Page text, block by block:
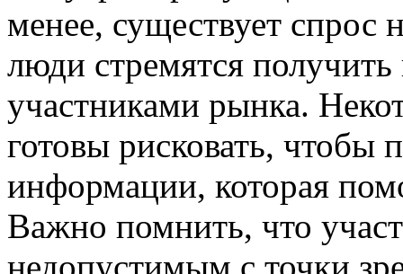
менее, существует спрос
люди стремятся
участниками рынка.
готовы рисковать, чтобы
информации, которая
Важно помнить, что
недопустимым с точки